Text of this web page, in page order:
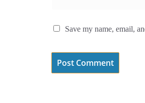
Save my name, email,